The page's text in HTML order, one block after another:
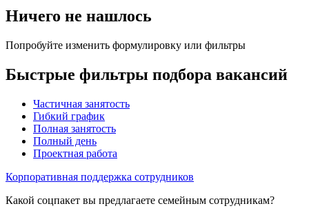
Ничего не нашлось
Попробуйте изменить формулировку или фильтры
Быстрые фильтры подбора вакансий
Частичная занятость
Гибкий график
Полная занятость
Полный день
Проектная работа
Корпоративная поддержка сотрудников
Какой соцпакет вы предлагаете семейным сотрудникам?